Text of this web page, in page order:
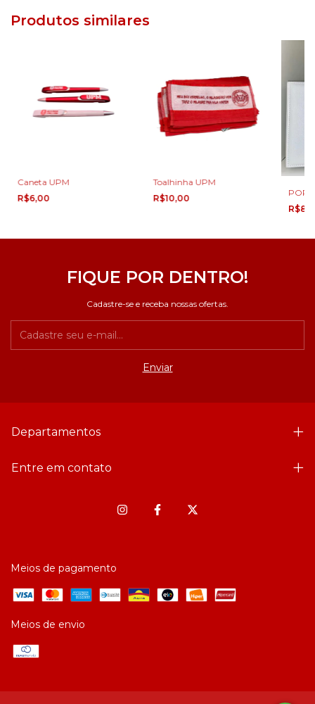
Produtos similares
Caneta UPM
R$6,00
Toalhinha UPM
R$10,00
FIQUE POR DENTRO!
Cadastre-se e receba nossas ofertas.
Departamentos
Entre em contato
Meios de pagamento
Meios de envio